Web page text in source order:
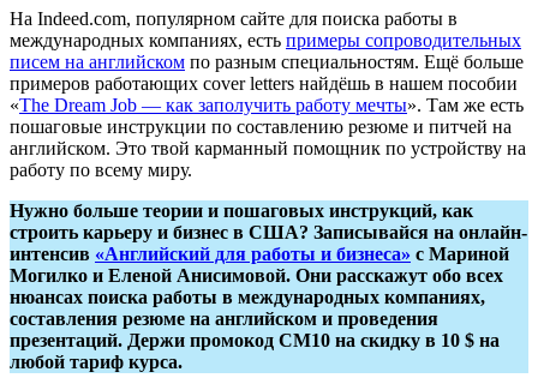
На Indeed.com, популярном сайте для поиска работы в
международных компаниях, есть примеры сопроводительных
писем на английском по разным специальностям. Ещё больше
примеров работающих cover letters найдёшь в нашем пособии
«The Dream Job — как заполучить работу мечты». Там же есть
пошаговые инструкции по составлению резюме и питчей на
английском. Это твой карманный помощник по устройству на
работу по всему миру.
Нужно больше теории и пошаговых инструкций, как
строить карьеру и бизнес в США? Записывайся на онлайн-
интенсив «Английский для работы и бизнеса» с Мариной
Могилко и Еленой Анисимовой. Они расскажут обо всех
нюансах поиска работы в международных компаниях,
составления резюме на английском и проведения
презентаций. Держи промокод СМ10 на скидку в 10 $ на
любой тариф курса.